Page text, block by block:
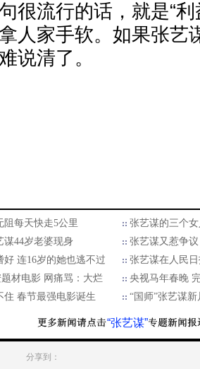
很流行的话，就是“
人家手软。如果张艺
说清了。
阻每天快走5公里
张艺谋的三个
谋44岁老婆现身
张艺谋又惹争
连16岁的她也逃不过
张艺谋在人民
材电影 网痛骂：大烂
央视马年春晚
住 春节最强电影诞生
“国师”张艺谋
“张艺谋”
分享到：